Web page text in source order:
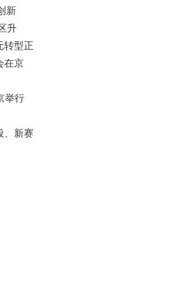
新
升
转型正
在京
举行
、新赛